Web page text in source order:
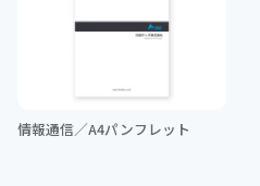
情報通信／A4パンフレット